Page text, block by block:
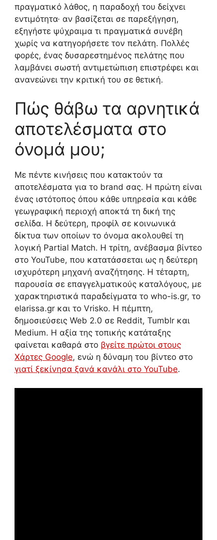
πραγματικό λάθος, η παραδοχή του δείχνει
εντιμότητα· αν βασίζεται σε παρεξήγηση,
εξηγήστε ψύχραιμα τι πραγματικά συνέβη
χωρίς να κατηγορήσετε τον πελάτη. Πολλές
φορές, ένας δυσαρεστημένος πελάτης που
λαμβάνει σωστή αντιμετώπιση επιστρέφει και
ανανεώνει την κριτική του σε θετική.
Πώς θάβω τα αρνητικά
αποτελέσματα στο
όνομά μου;
Με πέντε κινήσεις που κατακτούν τα
αποτελέσματα για το brand σας. Η πρώτη είναι
ένας ιστότοπος όπου κάθε υπηρεσία και κάθε
γεωγραφική περιοχή αποκτά τη δική της
σελίδα. Η δεύτερη, προφίλ σε κοινωνικά
δίκτυα των οποίων το όνομα ακολουθεί τη
λογική Partial Match. Η τρίτη, ανέβασμα βίντεο
στο YouTube, που κατατάσσεται ως η δεύτερη
ισχυρότερη μηχανή αναζήτησης. Η τέταρτη,
παρουσία σε επαγγελματικούς καταλόγους, με
χαρακτηριστικά παραδείγματα το who-is.gr, το
elarissa.gr και το Vrisko. Η πέμπτη,
δημοσιεύσεις Web 2.0 σε Reddit, Tumblr και
Medium. Η αξία της τοπικής κατάταξης
φαίνεται καθαρά στο βγείτε πρώτοι στους
Χάρτες Google, ενώ η δύναμη του βίντεο στο
γιατί ξεκίνησα ξανά κανάλι στο YouTube.